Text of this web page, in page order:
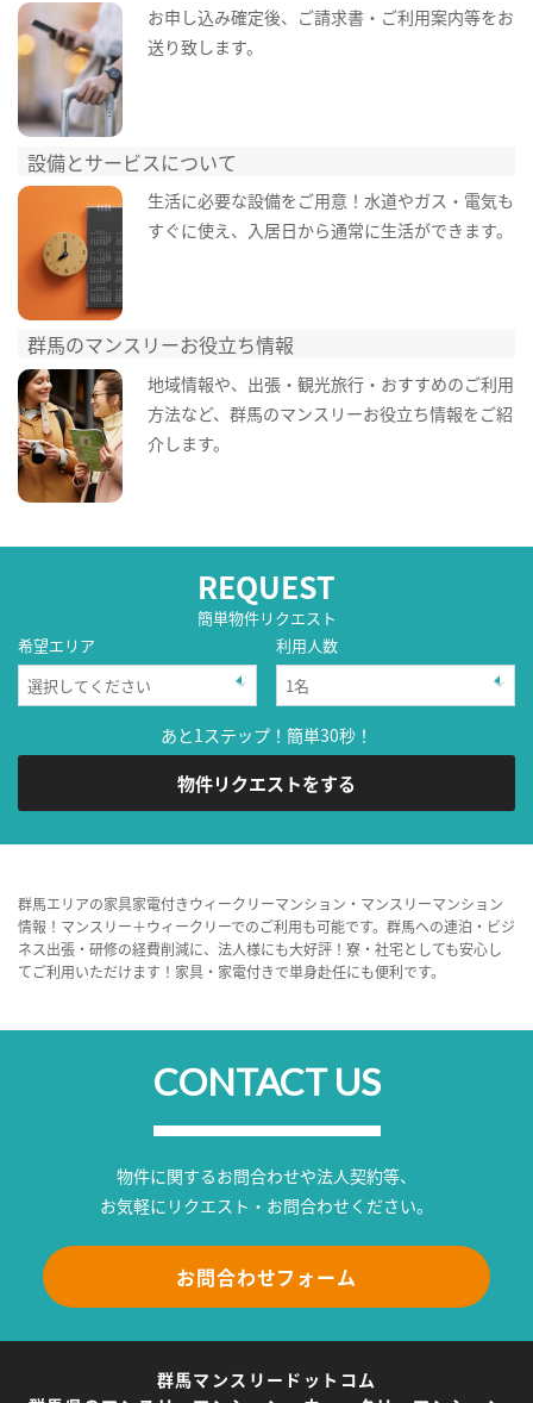
お申し込み確定後、ご請求書・ご利用案内等をお
送り致します。
設備とサービスについて
生活に必要な設備をご用意！水道やガス・電気も
すぐに使え、入居日から通常に生活ができます。
群馬のマンスリーお役立ち情報
地域情報や、出張・観光旅行・おすすめのご利用
方法など、群馬のマンスリーお役立ち情報をご紹
介します。
REQUEST
簡単物件リクエスト
希望エリア
利用人数
あと1ステップ！簡単30秒！
物件リクエストをする
群馬エリアの家具家電付きウィークリーマンション・マンスリーマンション
情報！マンスリー＋ウィークリーでのご利用も可能です。群馬への連泊・ビジ
ネス出張・研修の経費削減に、法人様にも大好評！寮・社宅としても安心し
てご利用いただけます！家具・家電付きで単身赴任にも便利です。
CONTACT US
物件に関するお問合わせや法人契約等、
お気軽にリクエスト・お問合わせください。
お問合わせフォーム
群馬マンスリードットコム